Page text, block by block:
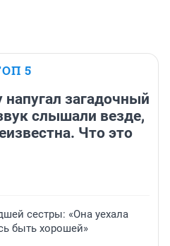
5
загадочный
слышали везде,
Что это
сестры: «Она уехала
быть хорошей»